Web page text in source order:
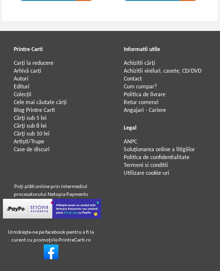
Printre Carti
Carți la reducere
Arhivă carți
Autori
Edituri
Colecții
Cele mai căutate cărți
Blog Printre Carti
Cărţi sub 5 lei
Cărţi sub 8 lei
Cărţi sub 10 lei
Artiști/Trupe
Case de discuri
Informatii utile
Achizitii cărți
Achizitii viniluri, casete, CD/DVD
Contact
Cum cumpar?
Politica de livrare
Retur comenzi
Angajari - Cariere
Legal
ANPC
Soluționarea online a litigiilor
Politica de confidentialitate
Termeni si conditii
Utilizare cookie-uri
Poţi plăti online prin intermediul
procesatorului Netopia Payments
Urmăreşte-ne pe facebook pentru a fi la
curent cu promoţiile PrintreCarti.ro